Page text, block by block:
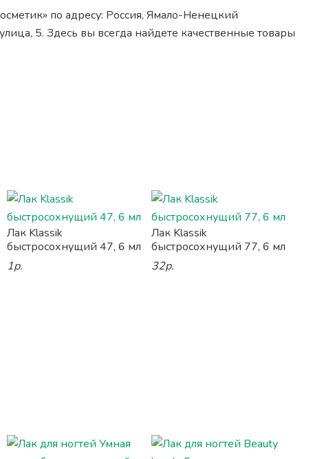
по адресу: Россия, Ямало-Ненецкий
5. Здесь вы всегда найдете качественные товары
Лак Klassik
быстросохнущий 47, 6 мл
1р.
Лак Klassik
быстросохнущий 77, 6 мл
32р.